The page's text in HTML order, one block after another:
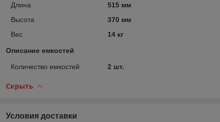
Длина
515 мм
Высота
370 мм
Вес
14 кг
Описание емкостей
Количество емкостей 2 шт.
Скрыть
Условия доставки